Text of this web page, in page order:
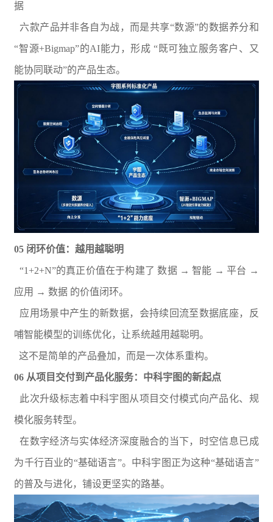
据
六款产品并非各自为战，而是共享“数源”的数据养分和
“智源+Bigmap”的AI能力，形成 “既可独立服务客户、又
能协同联动”的产品生态。
05 闭环价值：越用越聪明
“1+2+N”的真正价值在于构建了 数据 → 智能 → 平台 →
应用 → 数据 的价值闭环。
应用场景中产生的新数据，会持续回流至数据底座，反
哺智能模型的训练优化，让系统越用越聪明。
这不是简单的产品叠加，而是一次体系重构。
06 从项目交付到产品化服务：中科宇图的新起点
此次升级标志着中科宇图从项目交付模式向产品化、规
模化服务转型。
在数字经济与实体经济深度融合的当下，时空信息已成
为千行百业的“基础语言”。中科宇图正为这种“基础语言”
的普及与进化，铺设更坚实的路基。